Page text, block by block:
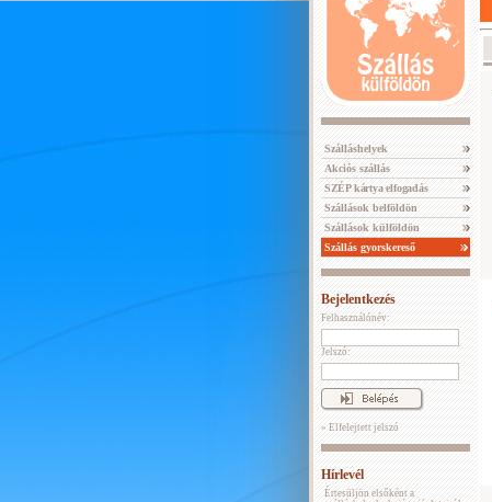
Szálláshelyek
Akciós szállás
SZÉP kártya elfogadás
Szállások belföldön
Szállások külföldön
Szállás gyorskereső
Bejelentkezés
Felhasználónév:
Jelszó:
» Elfelejtett jelszó
Hírlevél
Értesüljön elsőként a